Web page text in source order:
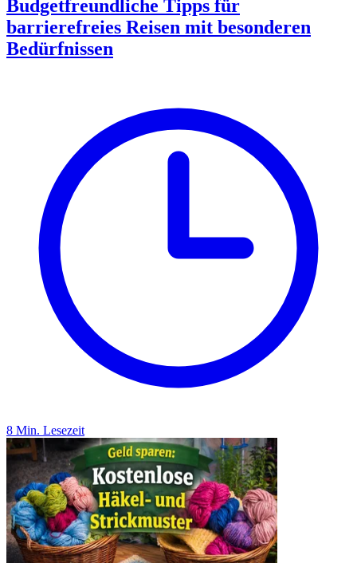
Budgetfreundliche Tipps für
barrierefreies Reisen mit besonderen
Bedürfnissen
8 Min. Lesezeit